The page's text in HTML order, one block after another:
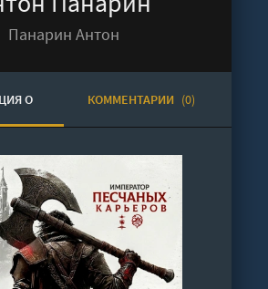
Панарин Антон
О КОММЕНТАРИИ (0)